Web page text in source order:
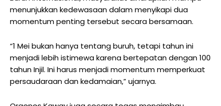
menunjukkan kedewasaan dalam menyikapi dua
momentum penting tersebut secara bersamaan.
“1 Mei bukan hanya tentang buruh, tetapi tahun ini
menjadi lebih istimewa karena bertepatan dengan 100
tahun Injil. Ini harus menjadi momentum memperkuat
persaudaraan dan kedamaian,” ujarnya.